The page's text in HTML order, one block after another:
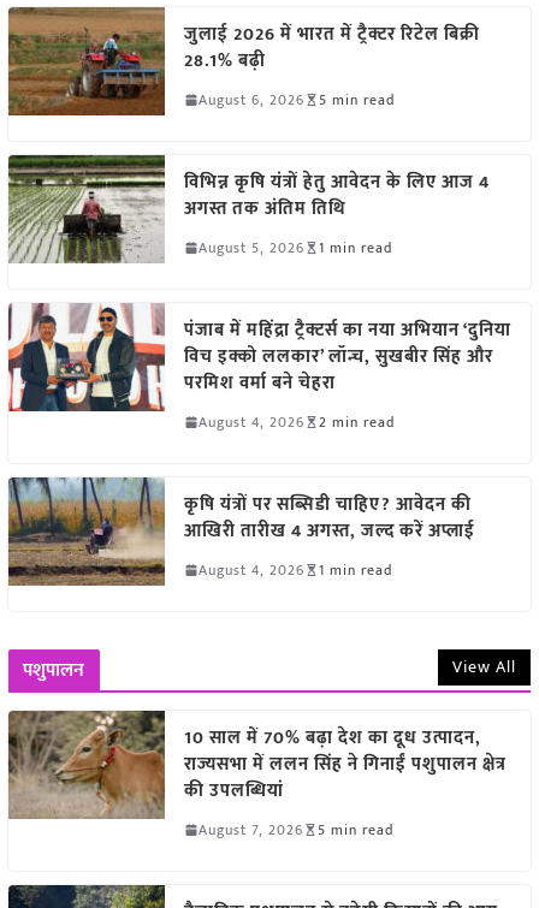
जुलाई 2026 में भारत में ट्रैक्टर रिटेल बिक्री
28.1% बढ़ी
August 6, 2026 5 min read
विभिन्न कृषि यंत्रों हेतु आवेदन के लिए आज 4
अगस्त तक अंतिम तिथि
August 5, 2026 1 min read
पंजाब में महिंद्रा ट्रैक्टर्स का नया अभियान ‘दुनिया
विच इक्को ललकार’ लॉन्च, सुखबीर सिंह और
परमिश वर्मा बने चेहरा
August 4, 2026 2 min read
कृषि यंत्रों पर सब्सिडी चाहिए? आवेदन की
आखिरी तारीख 4 अगस्त, जल्द करें अप्लाई
August 4, 2026 1 min read
पशुपालन View All
10 साल में 70% बढ़ा देश का दूध उत्पादन,
राज्यसभा में ललन सिंह ने गिनाईं पशुपालन क्षेत्र
की उपलब्धियां
August 7, 2026 5 min read